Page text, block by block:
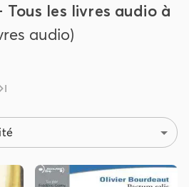
Tous les livres audio à
audio)